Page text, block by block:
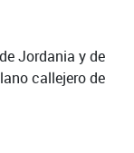
Jordania y de
callejero de